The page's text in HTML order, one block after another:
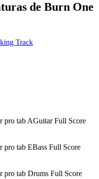
de Burn One
Track